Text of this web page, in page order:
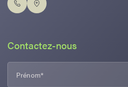
Contactez-nous